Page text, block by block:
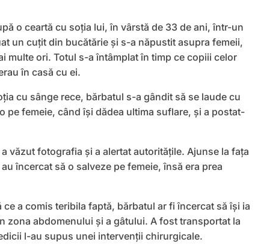
o ceartă cu soția lui, în vârstă de 33 de ani, într-un
un cuţit din bucătărie şi s-a năpustit asupra femeii,
multe ori. Totul s-a întâmplat în timp ce copiii celor
în casă cu ei.
cu sânge rece, bărbatul s-a gândit să se laude cu
pe femeie, când îşi dădea ultima suflare, şi a postat-
văzut fotografia și a alertat autorităţile. Ajunse la fața
încercat să o salveze pe femeie, însă era prea
a comis teribila faptă, bărbatul ar fi încercat să își ia
zona abdomenului și a gâtului. A fost transportat la
l-au supus unei intervenții chirurgicale.